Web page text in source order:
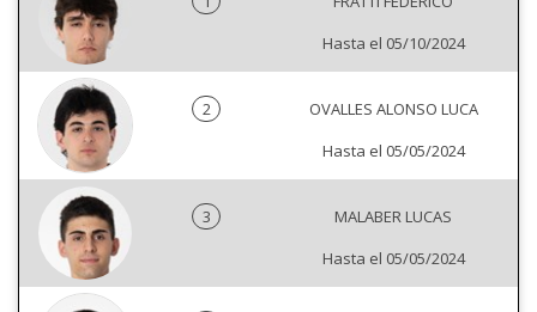
Hasta el 05/10/2024
2
OVALLES ALONSO LUCA
Hasta el 05/05/2024
3
MALABER LUCAS
Hasta el 05/05/2024